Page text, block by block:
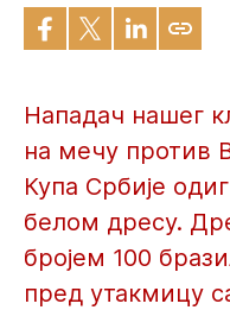
Нападач нашег
на мечу против
Купа Србије
белом дресу.
бројем 100
пред утакмицу